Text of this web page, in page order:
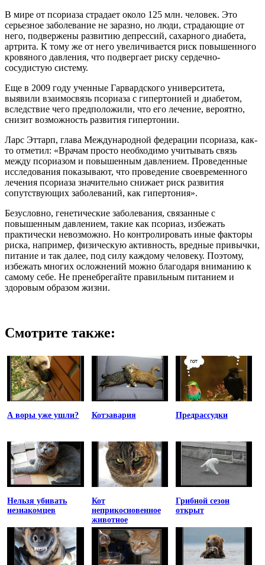
В мире от псориаза страдает около 125 млн. человек. Это
серьезное заболевание не заразно, но люди, страдающие от
него, подвержены развитию депрессий, сахарного диабета,
артрита. К тому же от него увеличивается риск повышенного
кровяного давления, что подвергает риску сердечно-
сосудистую систему.
Еще в 2009 году ученные Гарвардского университета,
выявили взаимосвязь псориаза с гипертонией и диабетом,
вследствие чего предположили, что его лечение, вероятно,
снизит возможность развития гипертонии.
Ларс Эттарп, глава Международной федерации псориаза, как-
то отметил: «Врачам просто необходимо учитывать связь
между псориазом и повышенным давлением. Проведенные
исследования показывают, что проведение своевременного
лечения псориаза значительно снижает риск развития
сопутствующих заболеваний, как гипертония».
Безусловно, генетические заболевания, связанные с
повышенным давлением, такие как псориаз, избежать
практически невозможно. Но контролировать иные факторы
риска, например, физическую активность, вредные привычки,
питание и так далее, под силу каждому человеку. Поэтому,
избежать многих осложнений можно благодаря вниманию к
самому себе. Не пренебрегайте правильным питанием и
здоровым образом жизни.
Смотрите также:
А воры уже ушли? Котэавария Предрассудки
Нельзя убивать
незнакомцев
Кот
неприкосновенное
животное
Грибной сезон
открыт